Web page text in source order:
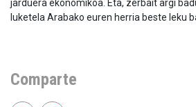
jarduera ekonomikoa. Eta, zerbait argi
luketela Arabako euren herria beste leku
Comparte